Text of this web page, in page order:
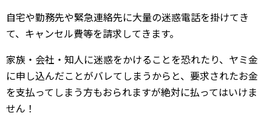
自宅や勤務先や緊急連絡先に大量の迷惑電話を掛けてき
て、キャンセル費等を請求してきます。
家族・会社・知人に迷惑をかけることを恐れたり、ヤミ金
に申し込んだことがバレてしまうからと、要求されたお金
を支払ってしまう方もおられますが絶対に払ってはいけま
せん！